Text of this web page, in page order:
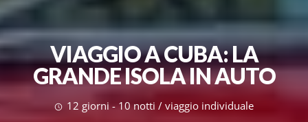
VIAGGIO A CUBA: LA
GRANDE ISOLA IN AUTO
12 giorni - 10 notti / viaggio individuale